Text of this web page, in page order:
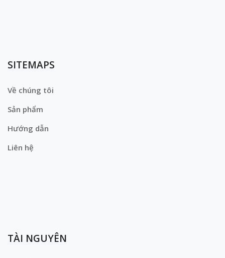
SITEMAPS
Về chúng tôi
Sản phẩm
Hướng dẫn
Liên hệ
TÀI NGUYÊN